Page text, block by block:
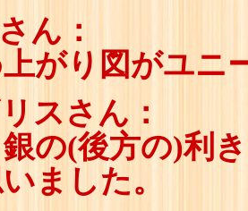
ん：
がり図がユニ
スさん：
の(後方の)利
ました。